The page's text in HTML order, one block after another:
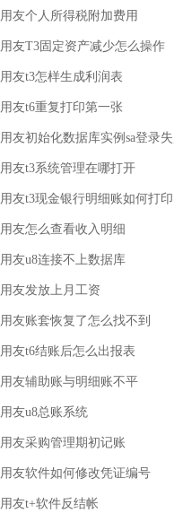
用友个人所得税附加费用
用友T3固定资产减少怎么操作
用友t3怎样生成利润表
用友t6重复打印第一张
用友初始化数据库实例sa登录
用友t3系统管理在哪打开
用友t3现金银行明细账如何打印
用友怎么查看收入明细
用友u8连接不上数据库
用友发放上月工资
用友账套恢复了怎么找不到
用友t6结账后怎么出报表
用友辅助账与明细账不平
用友u8总账系统
用友采购管理期初记账
用友软件如何修改凭证编号
用友t+软件反结帐